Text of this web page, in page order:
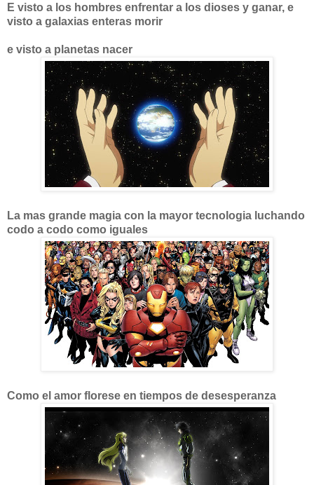
E visto a los hombres enfrentar a los dioses y ganar, e
visto a galaxias enteras morir
e visto a planetas nacer
La mas grande magia con la mayor tecnologia luchando
codo a codo como iguales
Como el amor florese en tiempos de desesperanza